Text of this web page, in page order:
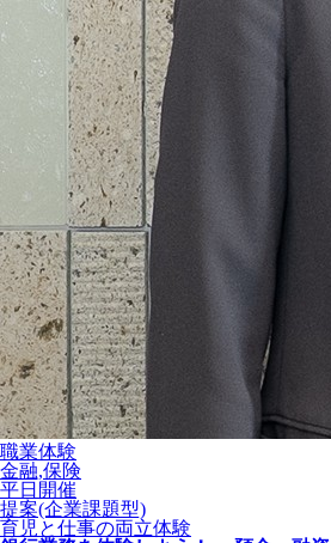
職業体験
金融,保険
平日開催
提案(企業課題型)
育児と仕事の両立体験